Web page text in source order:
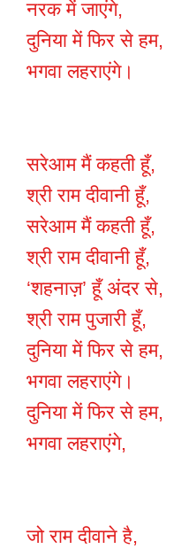
नरक में जाएंगे,
दुनिया में फिर से हम,
भगवा लहराएंगे।
सरेआम मैं कहती हूँ,
श्री राम दीवानी हूँ,
सरेआम मैं कहती हूँ,
श्री राम दीवानी हूँ,
‘शहनाज़’ हूँ अंदर से,
श्री राम पुजारी हूँ,
दुनिया में फिर से हम,
भगवा लहराएंगे।
दुनिया में फिर से हम,
भगवा लहराएंगे,
जो राम दीवाने है,